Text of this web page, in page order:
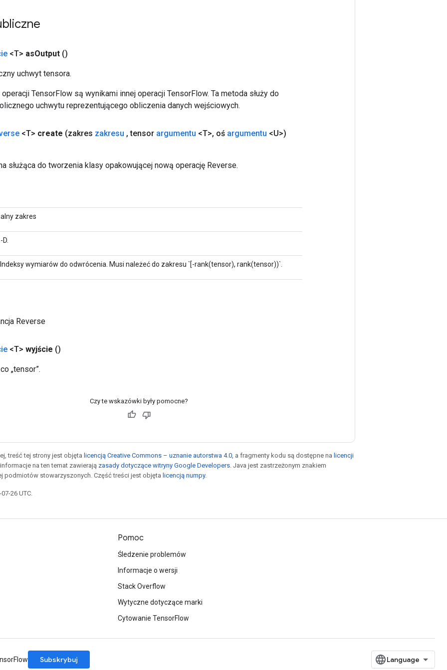
<T> asOutput ()
uchwyt tensora.
TensorFlow są wynikami innej operacji TensorFlow. Ta metoda służy do
uchwytu reprezentującego obliczenia danych wejściowych.
<T> create (zakres zakresu , tensor argumentu <T>, oś argumentu <U>)
służąca do tworzenia klasy opakowującej nową operację Reverse.
zakres
Indeksy wymiarów do odwrócenia. Musi należeć do zakresu `[-rank(tensor), rank(tensor))`.
Reverse
<T> wyjście ()
„tensor”.
Czy te wskazówki były pomocne?
treść tej strony jest objęta licencją Creative Commons – uznanie autorstwa 4.0 , a fragmenty kodu są dostępne na licencji
na ten temat zawierają zasady dotyczące witryny Google Developers . Java jest zastrzeżonym znakiem
podmiotów stowarzyszonych. Część treści jest objęta licencją numpy.
26 UTC.
Pomoc
Śledzenie problemów
Informacje o wersji
Stack Overflow
Wytyczne dotyczące marki
Cytowanie TensorFlow
Subskrybuj